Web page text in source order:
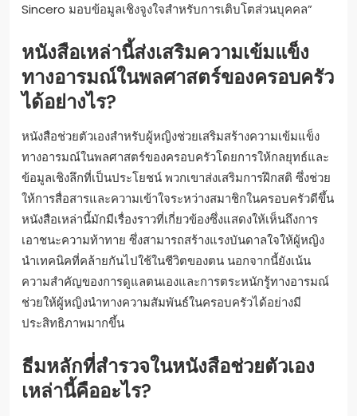
Sincero มอบข้อมูลเชิงจูงใจสำหรับการเติบโตส่วนบุคคล”
หนังสือเหล่านี้ส่งเสริมความเข้มแข็ง
ทางอารมณ์ในพลศาสตร์ของครอบครัว
ได้อย่างไร?
หนังสือช่วยตัวเองสำหรับผู้หญิงช่วยเสริมสร้างความเข้มแข็ง
ทางอารมณ์ในพลศาสตร์ของครอบครัวโดยการให้กลยุทธ์และ
ข้อมูลเชิงลึกที่เป็นประโยชน์ พวกเขาส่งเสริมการฝึกสติ ซึ่งช่วย
ให้การสื่อสารและความเข้าใจระหว่างสมาชิกในครอบครัวดีขึ้น
หนังสือเหล่านี้มักมีเรื่องราวที่เกี่ยวข้องซึ่งแสดงให้เห็นถึงการ
เอาชนะความท้าทาย ซึ่งสามารถสร้างแรงบันดาลใจให้ผู้หญิง
นำเทคนิคที่คล้ายกันไปใช้ในชีวิตของตน นอกจากนี้ยังเน้น
ความสำคัญของการดูแลตนเองและการตระหนักรู้ทางอารมณ์
ช่วยให้ผู้หญิงนำทางความสัมพันธ์ในครอบครัวได้อย่างมี
ประสิทธิภาพมากขึ้น
ธีมหลักที่สำรวจในหนังสือช่วยตัวเอง
เหล่านี้คืออะไร?